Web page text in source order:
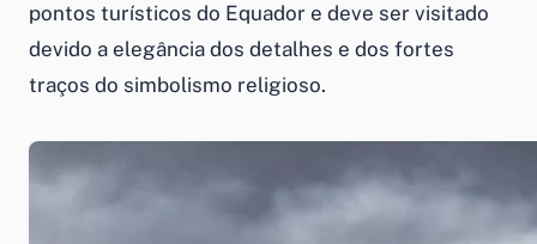
pontos turísticos do Equador e deve ser visitado
devido a elegância dos detalhes e dos fortes
traços do simbolismo religioso.